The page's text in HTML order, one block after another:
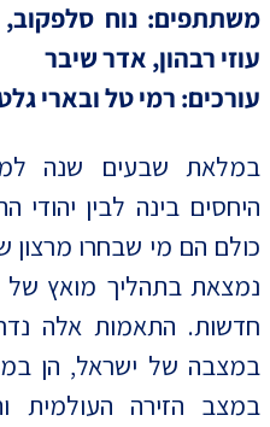
משתתפים: נוח סלפקוב,
עוזי רבהון, אדר שיבר
עורכים: רמי טל ובארי
במלאת שבעים שנה
היחסים בינה לבין
כולם הם מי שבחרו מרצון
נמצאת בתהליך מואץ של
חדשות. התאמות אלה
במצבה של ישראל, הן
במצב הזירה העולמית